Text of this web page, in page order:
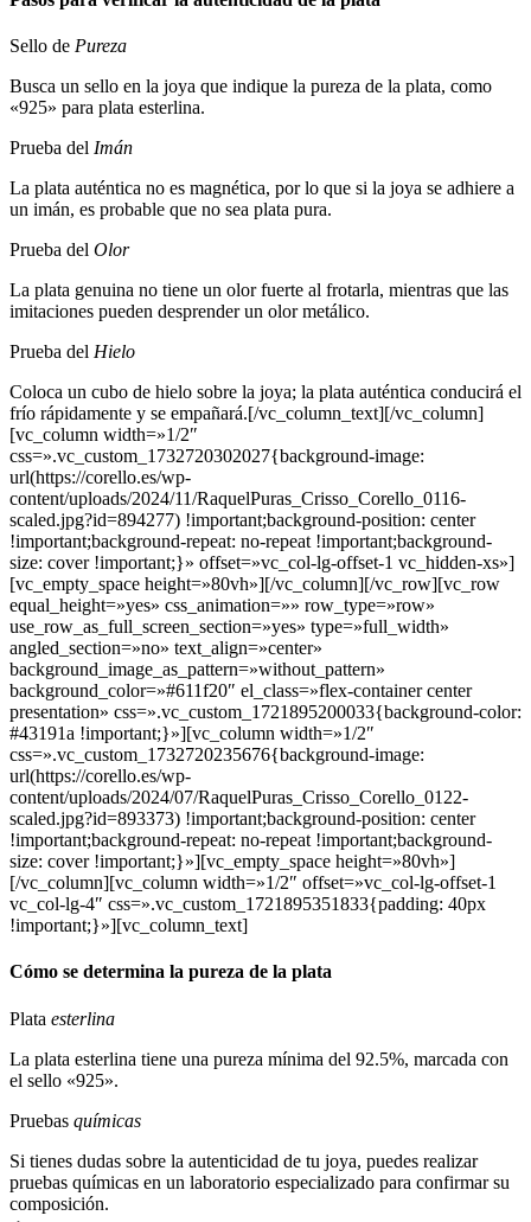
Sello de Pureza
Busca un sello en la joya que indique la pureza de la plata, como
«925» para plata esterlina.
Prueba del Imán
La plata auténtica no es magnética, por lo que si la joya se adhiere a
un imán, es probable que no sea plata pura.
Prueba del Olor
La plata genuina no tiene un olor fuerte al frotarla, mientras que las
imitaciones pueden desprender un olor metálico.
Prueba del Hielo
Coloca un cubo de hielo sobre la joya; la plata auténtica conducirá el
frío rápidamente y se empañará.[/vc_column_text][/vc_column]
[vc_column width=»1/2″
css=».vc_custom_1732720302027{background-image:
url(https://corello.es/wp-
content/uploads/2024/11/RaquelPuras_Crisso_Corello_0116-
scaled.jpg?id=894277) !important;background-position: center
!important;background-repeat: no-repeat !important;background-
size: cover !important;}» offset=»vc_col-lg-offset-1 vc_hidden-xs»]
[vc_empty_space height=»80vh»][/vc_column][/vc_row][vc_row
equal_height=»yes» css_animation=»» row_type=»row»
use_row_as_full_screen_section=»yes» type=»full_width»
angled_section=»no» text_align=»center»
background_image_as_pattern=»without_pattern»
background_color=»#611f20″ el_class=»flex-container center
presentation» css=».vc_custom_1721895200033{background-color:
#43191a !important;}»][vc_column width=»1/2″
css=».vc_custom_1732720235676{background-image:
url(https://corello.es/wp-
content/uploads/2024/07/RaquelPuras_Crisso_Corello_0122-
scaled.jpg?id=893373) !important;background-position: center
!important;background-repeat: no-repeat !important;background-
size: cover !important;}»][vc_empty_space height=»80vh»]
[/vc_column][vc_column width=»1/2″ offset=»vc_col-lg-offset-1
vc_col-lg-4″ css=».vc_custom_1721895351833{padding: 40px
!important;}»][vc_column_text]
Cómo se determina la pureza de la plata
Plata esterlina
La plata esterlina tiene una pureza mínima del 92.5%, marcada con
el sello «925».
Pruebas químicas
Si tienes dudas sobre la autenticidad de tu joya, puedes realizar
pruebas químicas en un laboratorio especializado para confirmar su
composición.